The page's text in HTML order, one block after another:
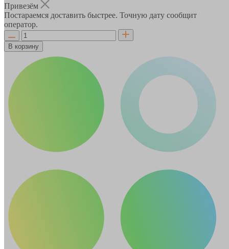
Привезём
Постараемся доставить быстрее. Точную дату сообщит
оператор.
В корзину